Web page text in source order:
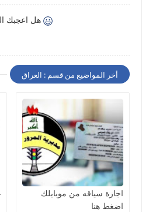
هل اعجبك
أخر المواضيع من قسم : العراق
اجازة سياقه من موبايلك
اضغط هنا